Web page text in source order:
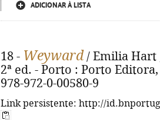
ADICIONAR À LISTA
18 - Weyward / Emilia Hart
2ª ed. - Porto : Porto
978-972-0-00580-9
Link persistente: http://